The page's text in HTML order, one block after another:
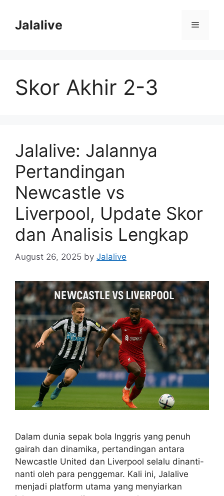
contentJalalive Menu
Skor Akhir 2-3
Jalalive: Jalannya
Pertandingan
Newcastle vs
Liverpool, Update Skor
dan Analisis Lengkap
August 26, 2025 by Jalalive
Dalam dunia sepak bola Inggris yang penuh
gairah dan dinamika, pertandingan antara
Newcastle United dan Liverpool selalu dinanti-
nanti oleh para penggemar. Kali ini, Jalalive
menjadi platform utama yang menyiarkan